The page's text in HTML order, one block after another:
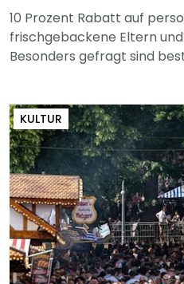
10 Prozent Rabatt auf
frischgebackene Eltern
Besonders gefragt sind
KULTUR